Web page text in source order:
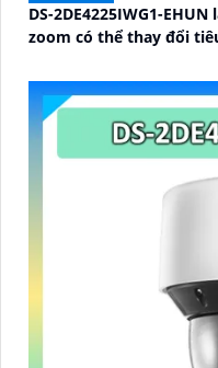
DS-2DE4225IWG1-
zoom có thể thay đổi